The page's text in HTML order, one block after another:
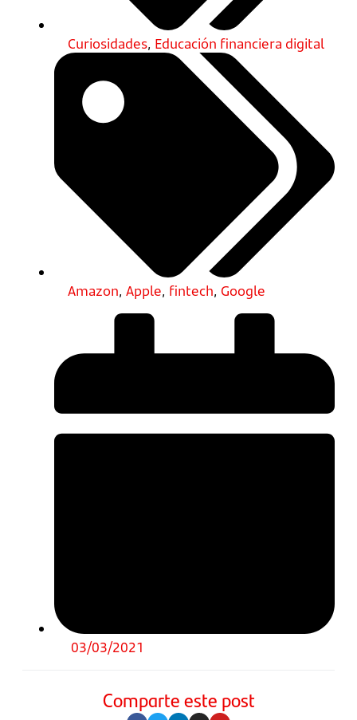
Curiosidades, Educación financiera digital
Amazon, Apple, fintech, Google
03/03/2021
Comparte este post